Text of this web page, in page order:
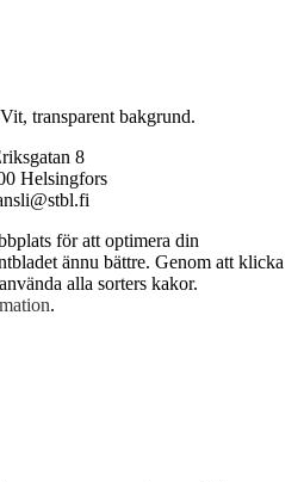
8
Helsingfors
för att optimera din
ännu bättre. Genom att klicka
alla sorters kakor.
.